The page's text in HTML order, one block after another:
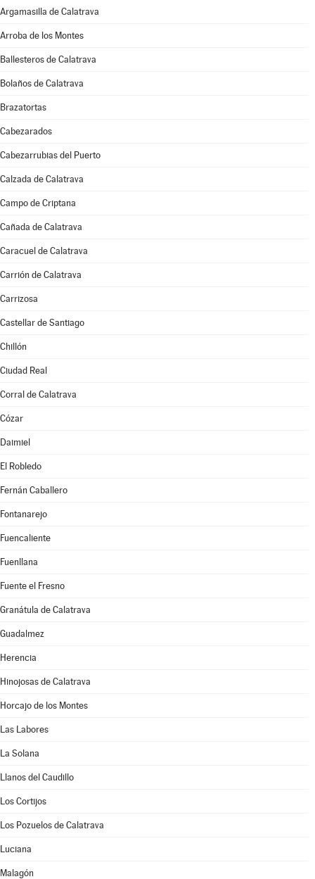
Argamasilla de Calatrava
Arroba de los Montes
Ballesteros de Calatrava
Bolaños de Calatrava
Brazatortas
Cabezarados
Cabezarrubias del Puerto
Calzada de Calatrava
Campo de Criptana
Cañada de Calatrava
Caracuel de Calatrava
Carrión de Calatrava
Carrizosa
Castellar de Santiago
Chillón
Ciudad Real
Corral de Calatrava
Cózar
Daimiel
El Robledo
Fernán Caballero
Fontanarejo
Fuencaliente
Fuenllana
Fuente el Fresno
Granátula de Calatrava
Guadalmez
Herencia
Hinojosas de Calatrava
Horcajo de los Montes
Las Labores
La Solana
Llanos del Caudillo
Los Cortijos
Los Pozuelos de Calatrava
Luciana
Malagón